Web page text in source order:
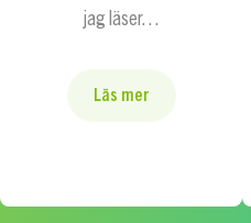
jag läser…
Läs mer